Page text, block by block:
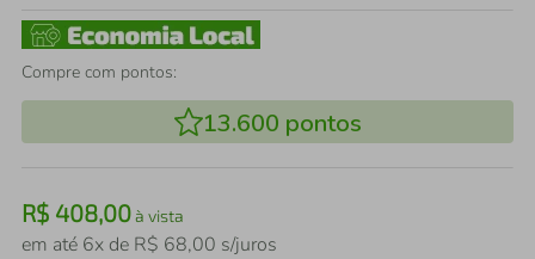
Compre com pontos:
13.600 pontos
R$ 408,00à vista
em até 6x de R$ 68,00 s/juros